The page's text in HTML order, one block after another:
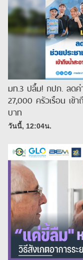
มท.3 ปลื้ม! กปภ. ลดค่
27,000 ครัวเรือน เข้
บาท
วันนี้, 12:04น.